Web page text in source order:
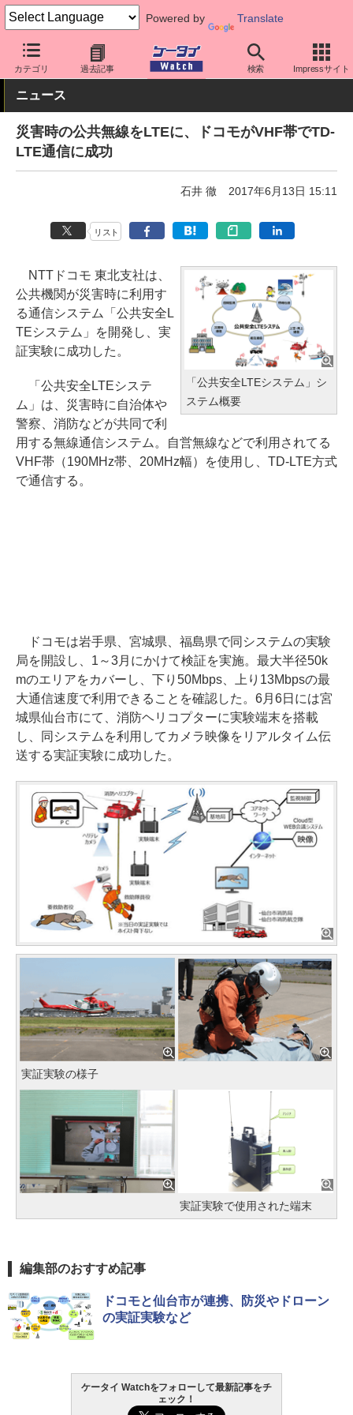
Powered by Translate
カテゴリ 過去記事 検索 Impressサイト
ケータイ Watch キャリア ドコモ ネットワーク/技術
ニュース
災害時の公共無線をLTEに、ドコモがVHF帯でTD-
LTE通信に成功
石井 徹 2017年6月13日 15:11
リスト
「公共安全LTEシステム」シ
ステム概要
NTTドコモ 東北支社は、
公共機関が災害時に利用す
る通信システム「公共安全L
TEシステム」を開発し、実
証実験に成功した。
「公共安全LTEシステ
ム」は、災害時に自治体や
警察、消防などが共同で利
用する無線通信システム。自営無線などで利用されてる
VHF帯（190MHz帯、20MHz幅）を使用し、TD-LTE方式
で通信する。
ドコモは岩手県、宮城県、福島県で同システムの実験
局を開設し、1～3月にかけて検証を実施。最大半径50k
mのエリアをカバーし、下り50Mbps、上り13Mbpsの最
大通信速度で利用できることを確認した。6月6日には宮
城県仙台市にて、消防ヘリコプターに実験端末を搭載
し、同システムを利用してカメラ映像をリアルタイム伝
送する実証実験に成功した。
実証実験の様子
実証実験で使用された端末
編集部のおすすめ記事
ドコモと仙台市が連携、防災やドローン
の実証実験など
ケータイ Watchをフォローして最新記事をチ
ェック！